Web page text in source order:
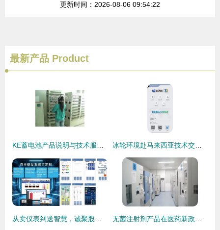
更新时间：2026-08-06 09:54:22
最新产品 Product